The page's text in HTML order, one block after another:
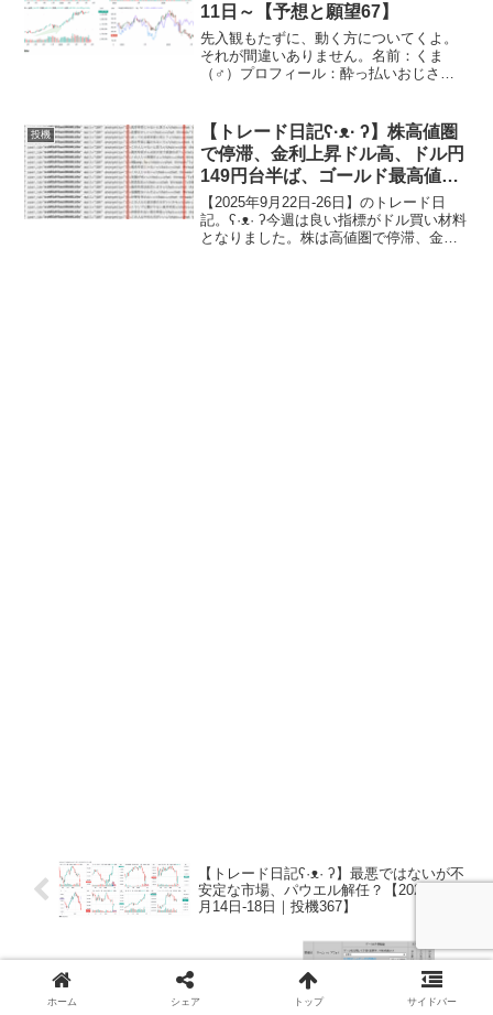
11日～【予想と願望67】
先入観もたずに、動く方についてくよ。
それが間違いありません。名前：くま
（♂）プロフィール：酔っ払いおじさ
ル：ゆとり世代（さとり世代）、独身、
潔癖症特技：インターネット...
投機
【トレード日記ʕ·ᴥ· ʔ】株高値圏
で停滞、金利上昇ドル高、ドル円
149円台半ば、ゴールド最高値
3791、原油上昇、ビットコイン
11000ドル割れ【2025年9月22
日-26日｜投機389】
【2025年9月22日-26日】のトレード日
記。ʕ·ᴥ· ʔ今週は良い指標がドル買い材料
となりました。株は高値圏で停滞、金利
【トレード日記ʕ·ᴥ· ʔ】最悪ではないが不
安定な市場、パウエル解任？【2025年4
月14日-18日｜投機367】
第1532回 toto（4/25,26）のオカルト予想
ホーム シェア トップ サイドバー